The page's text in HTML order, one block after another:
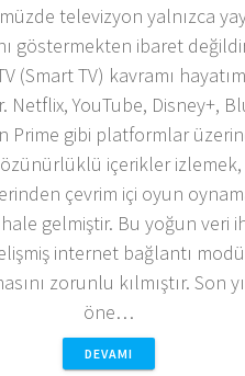
televizyon yalnızca
göstermekten ibaret
(Smart TV) kavramı
Netflix, YouTube, Disney+,
Prime gibi platformlar
içerikler
çevrim içi oyun
gelmiştir. Bu yoğun veri
internet bağlantı
zorunlu kılmıştır. Son
öne…
DEVAMI